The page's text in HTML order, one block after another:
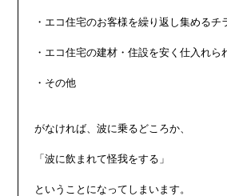
・エコ住宅のお客様を繰り返し集めるチ
・エコ住宅の建材・住設を安く仕入れら
・その他
がなければ、波に乗るどころか、
「波に飲まれて怪我をする」
ということになってしまいます。